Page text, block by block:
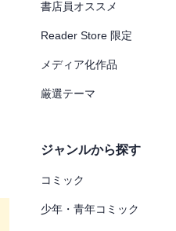
書店員オススメ
Reader Store 限定
メディア化作品
厳選テーマ
ジャンルから探す
コミック
少年・青年コミック